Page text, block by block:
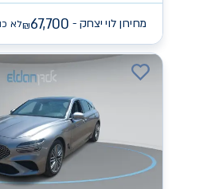
מחירון לוי יצחק - ₪67,700 לא